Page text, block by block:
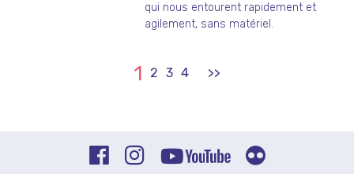
qui nous entourent rapidement et
agilement, sans matériel.
1 2 3 4 >>